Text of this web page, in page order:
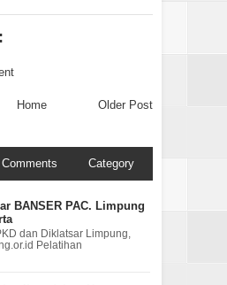
Older Post
Home
Comments Category
BANSER PAC. Limpung
dan Diklatsar Limpung,
Pelatihan